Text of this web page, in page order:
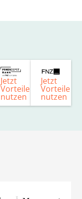
Jetzt
Vorteile
nutzen
Jetzt
Vorteile
nutzen